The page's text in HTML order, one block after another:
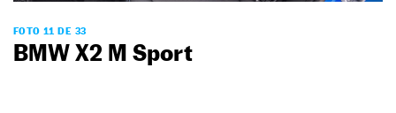
FOTO 11 DE 33
BMW X2 M Sport